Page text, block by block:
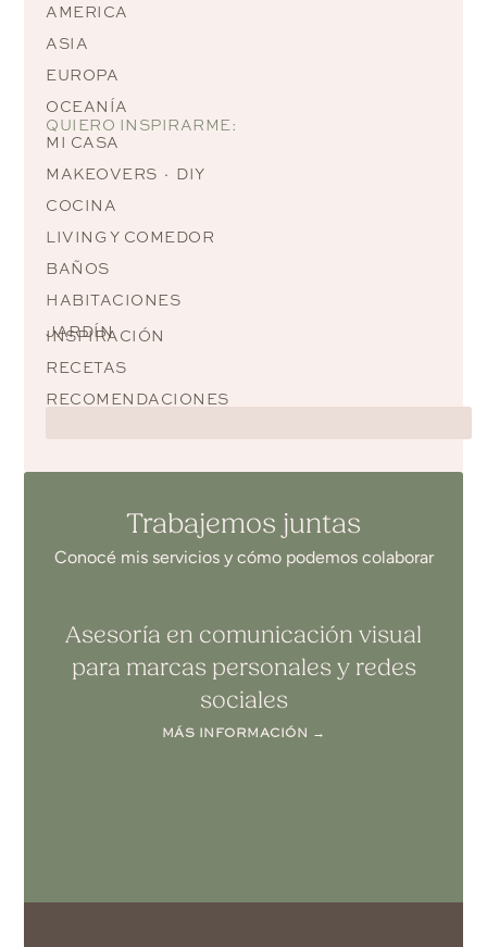
AMERICA
ASIA
EUROPA
OCEANÍA
QUIERO INSPIRARME:
MI CASA
MAKEOVERS · DIY
COCINA
LIVING Y COMEDOR
BAÑOS
HABITACIONES
JARDÍN
INSPIRACIÓN
RECETAS
RECOMENDACIONES
Trabajemos juntas
Conocé mis servicios y cómo podemos colaborar
Asesoría en comunicación visual
para marcas personales y redes
sociales
MÁS INFORMACIÓN →